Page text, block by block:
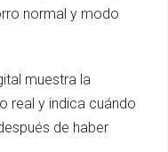
normal y modo
muestra la
real y indica cuándo
de haber